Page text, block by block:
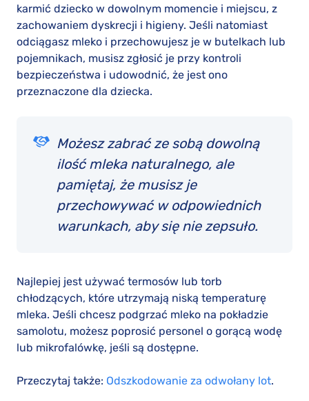
karmić dziecko w dowolnym momencie i miejscu, z
zachowaniem dyskrecji i higieny. Jeśli natomiast
odciągasz mleko i przechowujesz je w butelkach lub
pojemnikach, musisz zgłosić je przy kontroli
bezpieczeństwa i udowodnić, że jest ono
przeznaczone dla dziecka.
Możesz zabrać ze sobą dowolną
ilość mleka naturalnego, ale
pamiętaj, że musisz je
przechowywać w odpowiednich
warunkach, aby się nie zepsuło.
Najlepiej jest używać termosów lub torb
chłodzących, które utrzymają niską temperaturę
mleka. Jeśli chcesz podgrzać mleko na pokładzie
samolotu, możesz poprosić personel o gorącą wodę
lub mikrofalówkę, jeśli są dostępne.
Przeczytaj także: Odszkodowanie za odwołany lot.